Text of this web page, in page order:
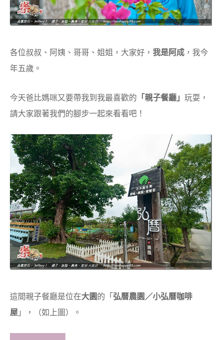
各位叔叔、阿姨、哥哥、姐姐，大家好， 我是阿成 ，我今
年五歲。
今天爸比媽咪又要帶我到我最喜歡的 「親子餐廳」 玩耍，
請大家跟著我們的腳步一起來看看吧！
這間親子餐廳是位在大園的「弘曆農園／小弘曆咖啡
屋 」，（如上圖）。